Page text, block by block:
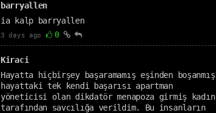
barryallen
ia kalp barryallen
3 days ago 0
Kiraci
Hayatta hiçbirşey başaramamış eşinden boşanmış
hayattaki tek kendi başarısı apartman
yöneticisi olan dikdatör menapoza girmiş kadın
tarafından savcılığa verildim. Bu insanların